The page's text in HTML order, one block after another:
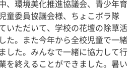
、環境美化推進協議会、青少年育
童委員協議会様、ちょこボラ隊
いただいて、学校の花壇の除草活
た。また今年から全校児童で一緒
した。みんなで一緒に協力して行
を終えることができました。暑い